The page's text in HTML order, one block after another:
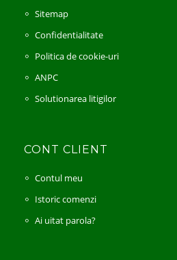
Sitemap
Confidentialitate
Politica de cookie-uri
ANPC
Solutionarea litigilor
CONT CLIENT
Contul meu
Istoric comenzi
Ai uitat parola?